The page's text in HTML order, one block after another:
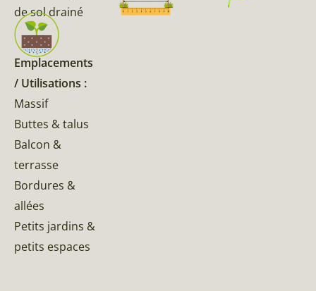
de sol drainé
Emplacements
/ Utilisations :
Massif
Buttes & talus
Balcon &
terrasse
Bordures &
allées
Petits jardins &
petits espaces